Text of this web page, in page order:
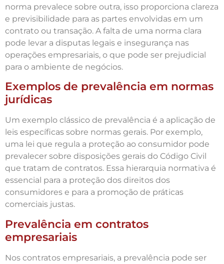
norma prevalece sobre outra, isso proporciona clareza
e previsibilidade para as partes envolvidas em um
contrato ou transação. A falta de uma norma clara
pode levar a disputas legais e insegurança nas
operações empresariais, o que pode ser prejudicial
para o ambiente de negócios.
Exemplos de prevalência em normas
jurídicas
Um exemplo clássico de prevalência é a aplicação de
leis específicas sobre normas gerais. Por exemplo,
uma lei que regula a proteção ao consumidor pode
prevalecer sobre disposições gerais do Código Civil
que tratam de contratos. Essa hierarquia normativa é
essencial para a proteção dos direitos dos
consumidores e para a promoção de práticas
comerciais justas.
Prevalência em contratos
empresariais
Nos contratos empresariais, a prevalência pode ser